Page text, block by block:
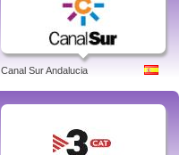
Canal Sur Andalucia